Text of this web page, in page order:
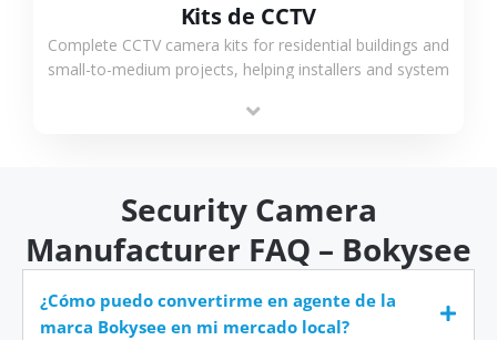
Kits de CCTV
Complete CCTV camera kits for residential buildings and
small-to-medium projects, helping installers and system
time.
Security Camera
Manufacturer FAQ – Bokysee
¿Cómo puedo convertirme en agente de la
marca Bokysee en mi mercado local?